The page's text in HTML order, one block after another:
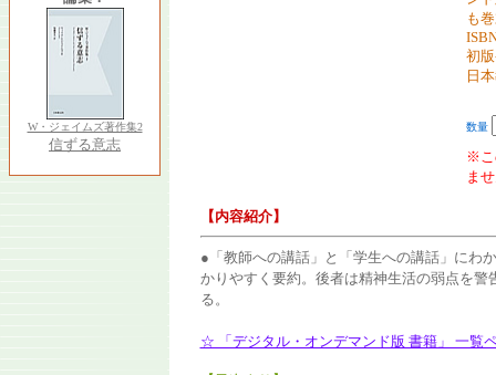
W・ジェイムズ著作集2
信ずる意志
も
初
日
数量
※こ
ま
【内容紹介】
●「教師への講話」と「学生への講話」にわ
かりやすく要約。後者は精神生活の弱点を
る。
☆ 「デジタル・オンデマンド版 書籍」 一覧